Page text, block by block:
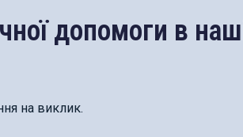
допомоги в
на виклик.